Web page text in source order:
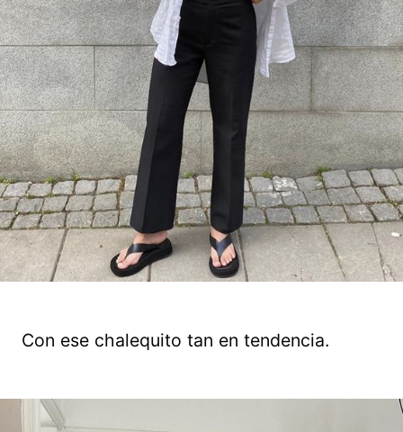
Con ese chalequito tan en tendencia.